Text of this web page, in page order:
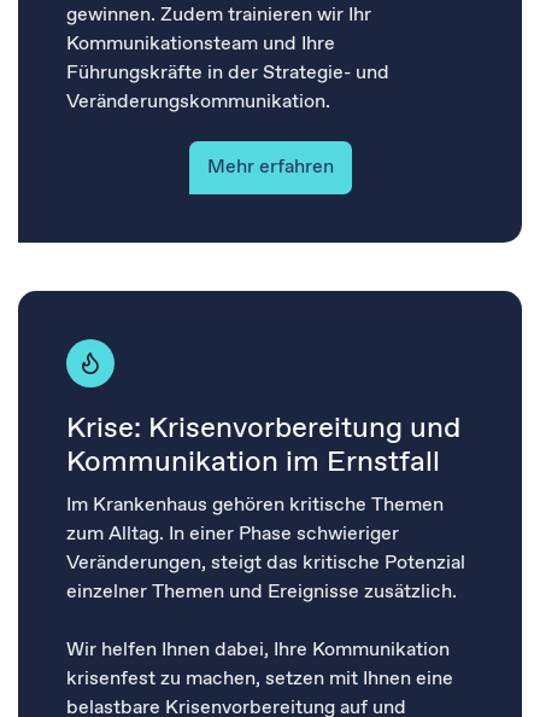
gewinnen. Zudem trainieren wir Ihr
Kommunikationsteam und Ihre
Führungskräfte in der Strategie- und
Veränderungskommunikation.
Mehr erfahren
Krise: Krisenvorbereitung und
Kommunikation​ im Ernstfall
​Im Krankenhaus gehören kritische Themen
zum Alltag. In einer Phase schwieriger
Veränderungen, steigt das kritische Potenzial
einzelner Themen und Ereignisse zusätzlich.​​
Wir helfen Ihnen dabei, Ihre Kommunikation
krisenfest zu machen, setzen mit Ihnen eine
belastbare Krisenvorbereitung auf und